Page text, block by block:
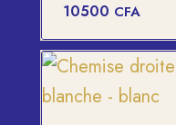
10500 CFA